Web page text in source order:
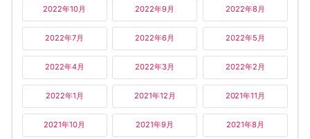
2022年10月 2022年9月 2022年8月
2022年7月 2022年6月 2022年5月
2022年4月 2022年3月 2022年2月
2022年1月 2021年12月 2021年11月
2021年10月 2021年9月 2021年8月